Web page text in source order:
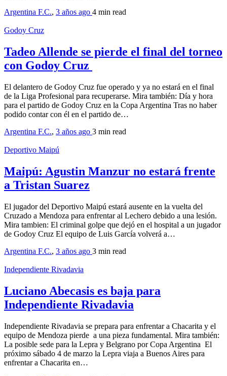
Argentina F.C., 3 años ago 4 min read
Godoy Cruz
Tadeo Allende se pierde el final del torneo
con Godoy Cruz
El delantero de Godoy Cruz fue operado y ya no estará en el final
de la Liga Profesional para recuperarse. Mira también: Día y hora
para el partido de Godoy Cruz en la Copa Argentina Tras no haber
podido contar con él en el partido de…
Argentina F.C., 3 años ago 3 min read
Deportivo Maipú
Maipú: Agustin Manzur no estará frente
a Tristan Suarez
El jugador del Deportivo Maipú estará ausente en la vuelta del
Cruzado a Mendoza para enfrentar al Lechero debido a una lesión.
Mira tambien: El criminal golpe que dejó en el hospital a un jugador
de Godoy Cruz El equipo de Luis García volverá a…
Argentina F.C., 3 años ago 3 min read
Independiente Rivadavia
Luciano Abecasis es baja para
Independiente Rivadavia
Independiente Rivadavia se prepara para enfrentar a Chacarita y el
equipo de Mendoza pierde a una pieza fundamental. Mira también:
La posible sede para la Lepra y Belgrano por Copa Argentina El
próximo sábado 4 de marzo la Lepra viaja a Buenos Aires para
enfrentar a Chacarita en…